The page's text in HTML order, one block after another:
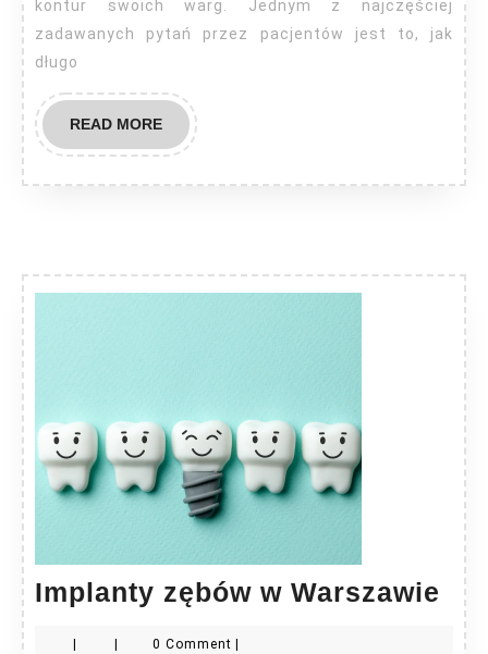
utrzymuje?
kontur swoich warg. Jednym z najczęściej
zadawanych pytań przez pacjentów jest to, jak
długo
READ MOREREAD
MORE
Implanty zębów w Warszawie
0 Comment